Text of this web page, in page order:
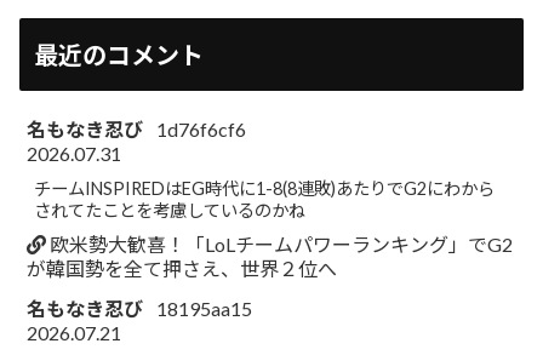
最近のコメント
名もなき忍び
1d76f6cf6
2026.07.31
チームINSPIREDはEG時代に1-8(8連敗)あたりでG2にわから
されてたことを考慮しているのかね
欧米勢大歓喜！「LoLチームパワーランキング」でG2
が韓国勢を全て押さえ、世界２位へ
名もなき忍び
18195aa15
2026.07.21